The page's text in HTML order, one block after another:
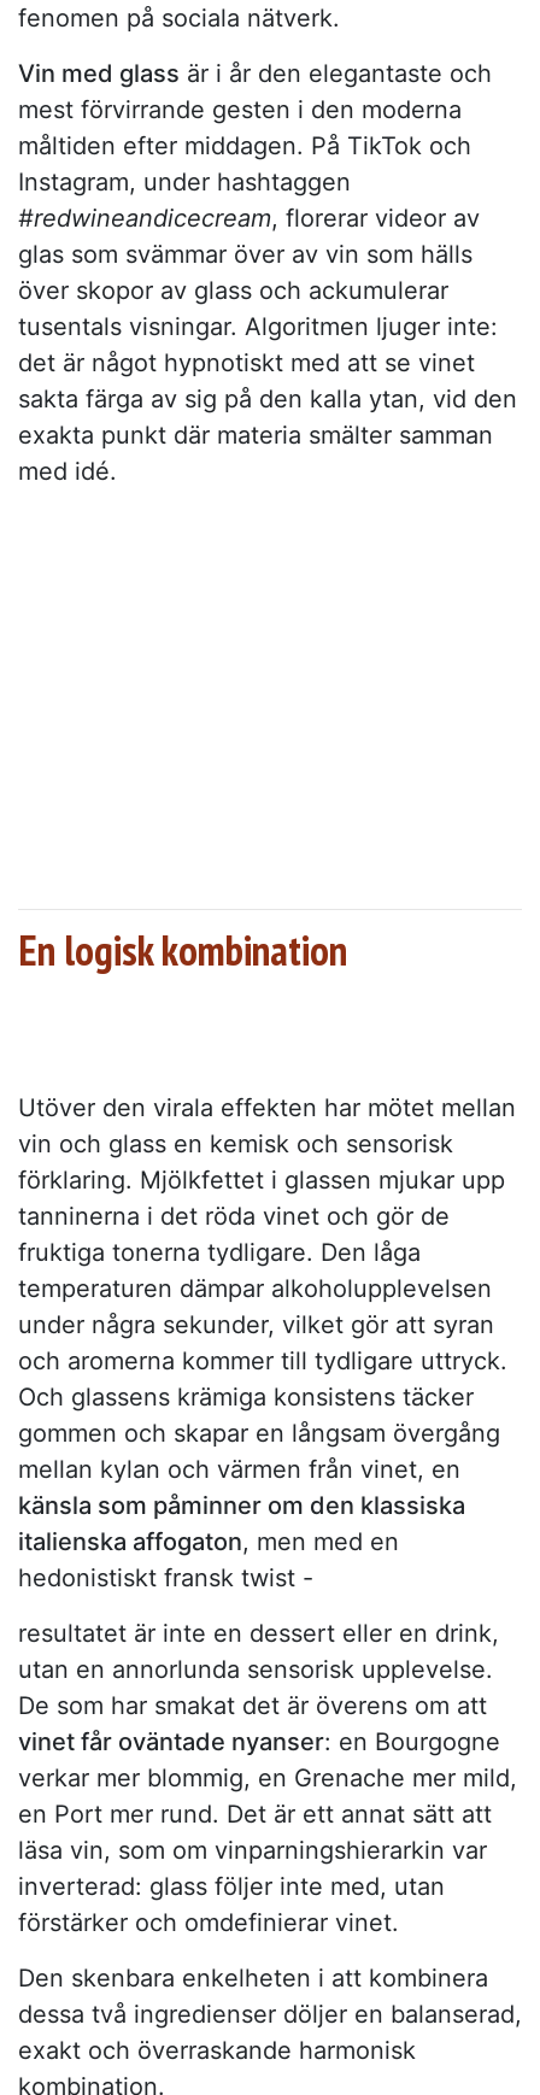
fenomen på sociala nätverk.
Vin med glass är i år den elegantaste och
mest förvirrande gesten i den moderna
måltiden efter middagen. På TikTok och
Instagram, under hashtaggen
#redwineandicecream, florerar videor av
glas som svämmar över av vin som hälls
över skopor av glass och ackumulerar
tusentals visningar. Algoritmen ljuger inte:
det är något hypnotiskt med att se vinet
sakta färga av sig på den kalla ytan, vid den
exakta punkt där materia smälter samman
med idé.
En logisk kombination
Utöver den virala effekten har mötet mellan
vin och glass en kemisk och sensorisk
förklaring. Mjölkfettet i glassen mjukar upp
tanninerna i det röda vinet och gör de
fruktiga tonerna tydligare. Den låga
temperaturen dämpar alkoholupplevelsen
under några sekunder, vilket gör att syran
och aromerna kommer till tydligare uttryck.
Och glassens krämiga konsistens täcker
gommen och skapar en långsam övergång
mellan kylan och värmen från vinet, en
känsla som påminner om den klassiska
italienska affogaton, men med en
hedonistiskt fransk twist -
resultatet är inte en dessert eller en drink,
utan en annorlunda sensorisk upplevelse.
De som har smakat det är överens om att
vinet får oväntade nyanser: en Bourgogne
verkar mer blommig, en Grenache mer mild,
en Port mer rund. Det är ett annat sätt att
läsa vin, som om vinparningshierarkin var
inverterad: glass följer inte med, utan
förstärker och omdefinierar vinet.
Den skenbara enkelheten i att kombinera
dessa två ingredienser döljer en balanserad,
exakt och överraskande harmonisk
kombination.